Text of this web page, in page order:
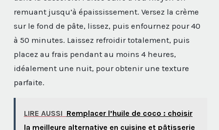
remuant jusqu’à épaississement. Versez la crème
sur le fond de pâte, lissez, puis enfournez pour 40
à 50 minutes. Laissez refroidir totalement, puis
placez au frais pendant au moins 4 heures,
idéalement une nuit, pour obtenir une texture
parfaite.
LIRE AUSSI Remplacer l’huile de coco : choisir
la meilleure alternative en cuisine et pâtisserie